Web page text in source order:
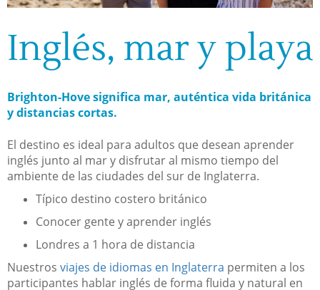
Inglés, mar y playa
Brighton-Hove significa mar, auténtica vida británica
y distancias cortas.
El destino es ideal para adultos que desean aprender
inglés junto al mar y disfrutar al mismo tiempo del
ambiente de las ciudades del sur de Inglaterra.
Típico destino costero británico
Conocer gente y aprender inglés
Londres a 1 hora de distancia
Nuestros viajes de idiomas en Inglaterra permiten a los
participantes hablar inglés de forma fluida y natural en